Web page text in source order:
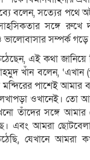
বলেন, সত্যের পথে
সঙ্গে রুখে
ভালোবাসার সম্পর্ক
এই কথা জানিয়ে
খাঁন বলেন,
পাশেই আমার
ওখানেই। তো
তাঁদের সঙ্গে
এবং আমরা
যেখানে আমরা